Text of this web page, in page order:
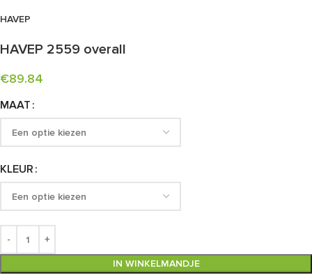
HAVEP
HAVEP 2559 overall
€89.84
MAAT
KLEUR
IN WINKELMANDJE